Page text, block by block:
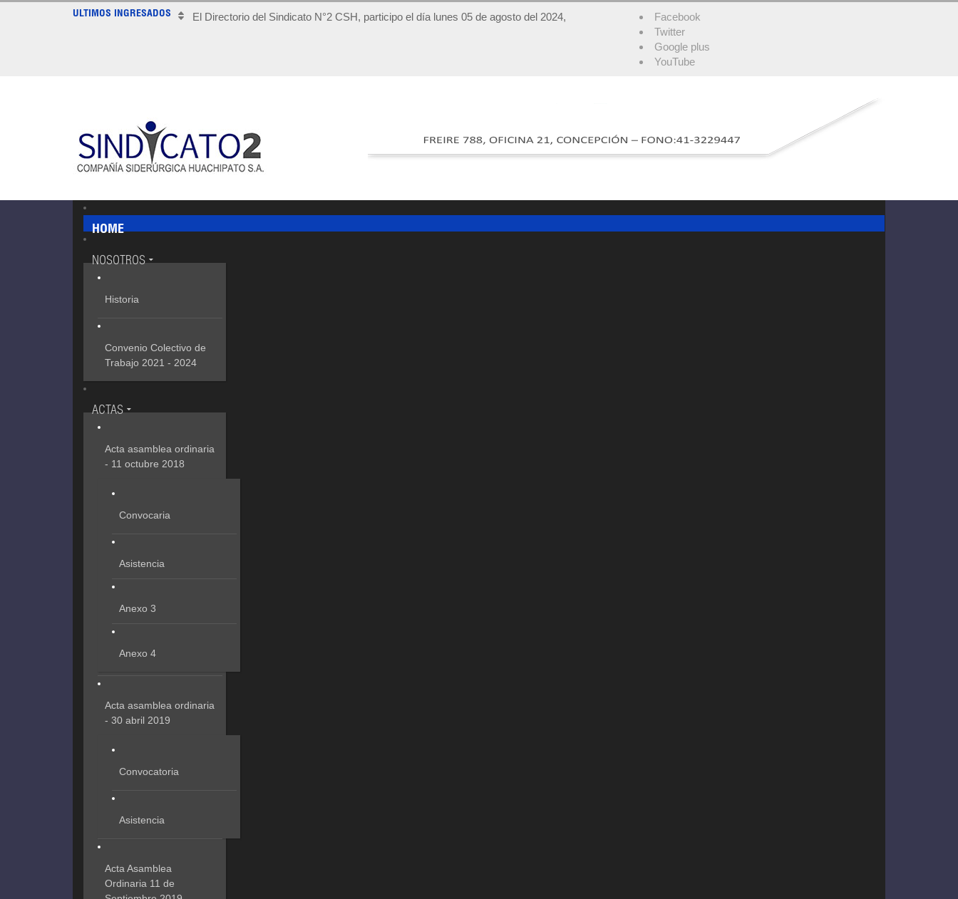
ULTIMOS INGRESADOS El Directorio del Sindicato N°2 CSH, participo el día lunes 05 de agosto del 2024,
Facebook
Twitter
Google plus
YouTube
HOME
NOSOTROS
Historia
Convenio Colectivo de
Trabajo 2021 - 2024
ACTAS
Acta asamblea ordinaria
- 11 octubre 2018
Convocaria
Asistencia
Anexo 3
Anexo 4
Acta asamblea ordinaria
- 30 abril 2019
Convocatoria
Asistencia
Acta Asamblea
Ordinaria 11 de